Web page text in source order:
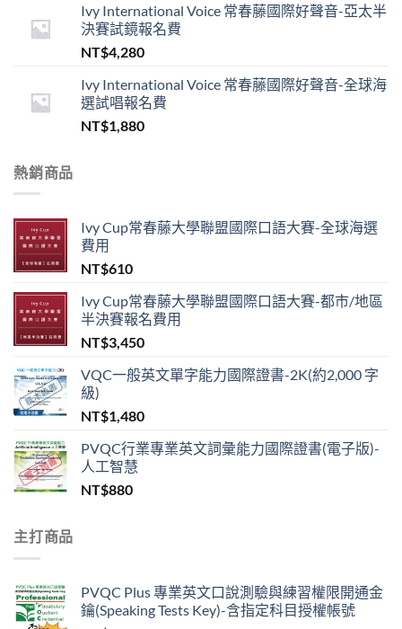
Ivy International Voice 常春藤國際好聲音-亞太半
決賽試鏡報名費
NT$4,280
Ivy International Voice 常春藤國際好聲音-全球海
選試唱報名費
NT$1,880
熱銷商品
Ivy Cup常春藤大學聯盟國際口語大賽-全球海選
費用
NT$610
Ivy Cup常春藤大學聯盟國際口語大賽-都市/地區
半決賽報名費用
NT$3,450
VQC一般英文單字能力國際證書-2K(約2,000 字
級)
NT$1,480
PVQC行業專業英文詞彙能力國際證書(電子版)-
人工智慧
NT$880
主打商品
PVQC Plus 專業英文口說測驗與練習權限開通金
鑰(Speaking Tests Key)-含指定科目授權帳號